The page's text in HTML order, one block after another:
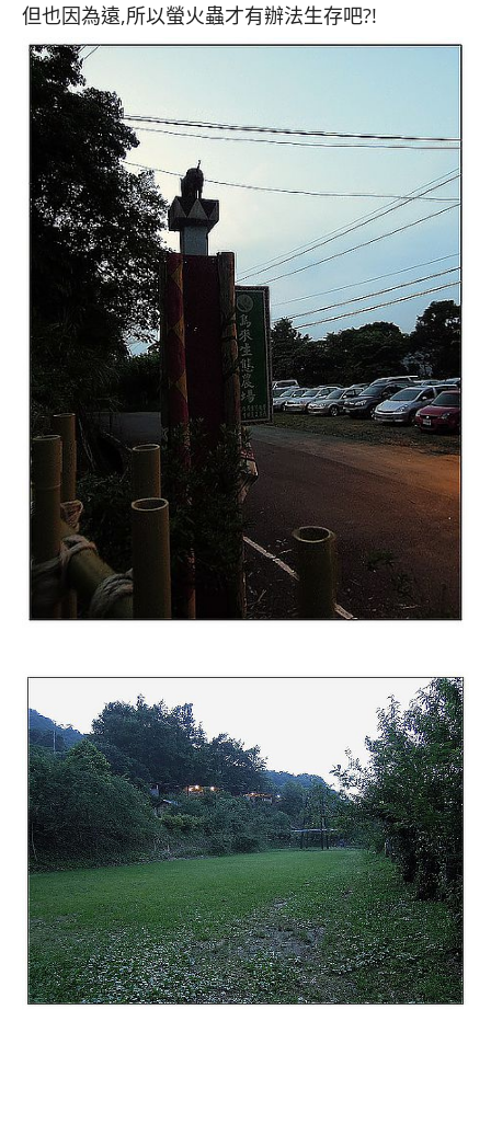
但也因為遠,所以螢火蟲才有辦法生存吧?!